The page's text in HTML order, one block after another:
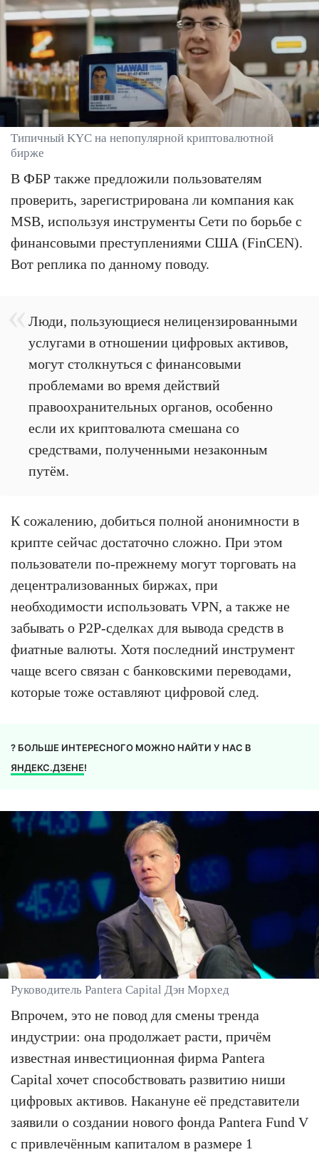
Типичный KYC на непопулярной криптовалютной
бирже
В ФБР также предложили пользователям
проверить, зарегистрирована ли компания как
MSB, используя инструменты Сети по борьбе с
финансовыми преступлениями США (FinCEN).
Вот реплика по данному поводу.
Люди, пользующиеся нелицензированными
услугами в отношении цифровых активов,
могут столкнуться с финансовыми
проблемами во время действий
правоохранительных органов, особенно
если их криптовалюта смешана со
средствами, полученными незаконным
путём.
К сожалению, добиться полной анонимности в
крипте сейчас достаточно сложно. При этом
пользователи по-прежнему могут торговать на
децентрализованных биржах, при
необходимости использовать VPN, а также не
забывать о P2P-сделках для вывода средств в
фиатные валюты. Хотя последний инструмент
чаще всего связан с банковскими переводами,
которые тоже оставляют цифровой след.
? БОЛЬШЕ ИНТЕРЕСНОГО МОЖНО НАЙТИ У НАС В
ЯНДЕКС.ДЗЕНЕ!
Руководитель Pantera Capital Дэн Морхед
Впрочем, это не повод для смены тренда
индустрии: она продолжает расти, причём
известная инвестиционная фирма Pantera
Capital хочет способствовать развитию ниши
цифровых активов. Накануне её представители
заявили о создании нового фонда Pantera Fund V
с привлечённым капиталом в размере 1